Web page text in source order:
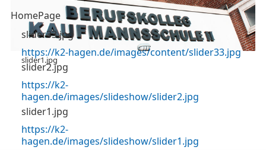
slider1.jpg
HomePage
slider33.jpg
https://k2-hagen.de/images/content/slider33.jpg
slider2.jpg
https://k2-
hagen.de/images/slideshow/slider2.jpg
slider1.jpg
https://k2-
hagen.de/images/slideshow/slider1.jpg